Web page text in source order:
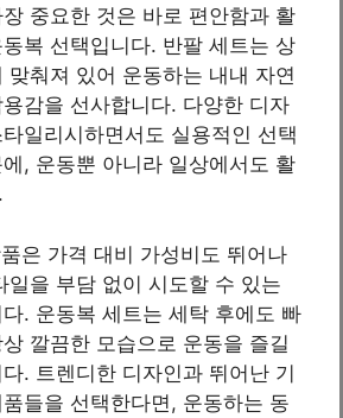
중요한 것은 바로 편안함과 활
복 선택입니다. 반팔 세트는 상
맞춰져 있어 운동하는 내내 자연
감을 선사합니다. 다양한 디자
일리시하면서도 실용적인 선택
, 운동뿐 아니라 일상에서도 활
은 가격 대비 가성비도 뛰어나
일을 부담 없이 시도할 수 있는
. 운동복 세트는 세탁 후에도 빠
깔끔한 모습으로 운동을 즐길
. 트렌디한 디자인과 뛰어난 기
들을 선택한다면, 운동하는 동